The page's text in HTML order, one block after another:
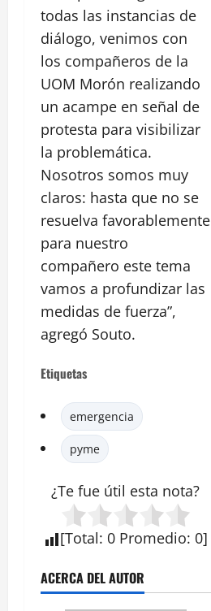
todas las instancias de
diálogo, venimos con
los compañeros de la
UOM Morón realizando
un acampe en señal de
protesta para visibilizar
la problemática.
Nosotros somos muy
claros: hasta que no se
resuelva favorablemente
para nuestro
compañero este tema
vamos a profundizar las
medidas de fuerza”,
agregó Souto.
Etiquetas
emergencia
pyme
¿Te fue útil esta nota?
[Total: 0 Promedio: 0]
ACERCA DEL AUTOR